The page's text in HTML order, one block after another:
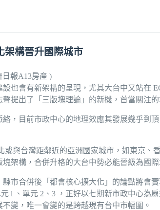
架構晉升國際城市
日報A13房產 )
也會有新架構的呈現，尤其大台中又站在
提出了「三版塊理論」的新機，首當關注
，目前市政中心的地理效應其發展幾乎到
與台灣距鄰近的亞洲國家城市，如東京
架構，合併升格的大台中勢必能晉級為國際
市合併後「都會核心擴大化」的論點將會
l 、單元 2、3 ，正好以七期新市政中心
變，唯一會變的是跨越現有台中市幅圍。